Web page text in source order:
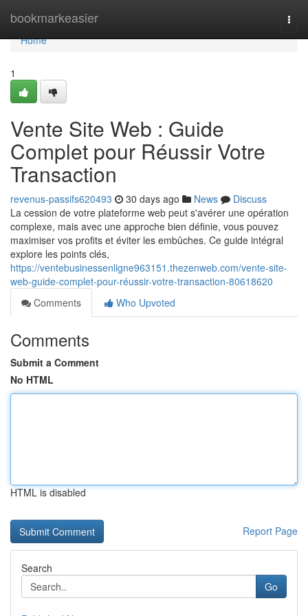
bookmarkeasier
Home
Home
1
Vente Site Web : Guide
Complet pour Réussir Votre
Transaction
revenus-passifs620493 30 days ago News
Discuss
La cession de votre plateforme web peut s'avérer une opération
complexe, mais avec une approche bien définie, vous pouvez
maximiser vos profits et éviter les embûches. Ce guide intégral
explore les points clés,
https://ventebusinessenligne963151.thezenweb.com/vente-site-
web-guide-complet-pour-réussir-votre-transaction-80618620
Comments
Who Upvoted
Comments
Submit a Comment
No HTML
HTML is disabled
Report Page
Search
Go